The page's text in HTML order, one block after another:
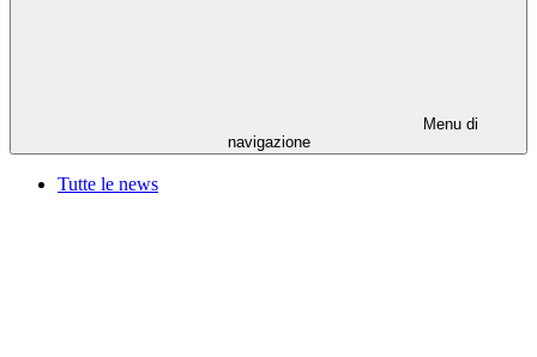
Menu di
navigazione
Tutte le news